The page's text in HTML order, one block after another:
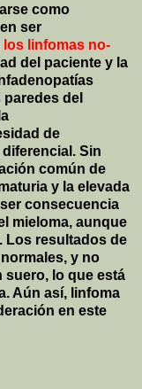
como
ser
los linfomas no-
del paciente y la
del
de
Sin
común de
y la elevada
consecuencia
mieloma, aunque
Los resultados de
y no
suero, lo que está
Aún así, linfoma
en este